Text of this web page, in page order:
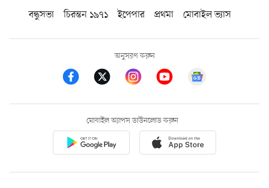
বন্ধুসভা
চিরন্তন ১৯৭১ ইপেপার প্রথমা মোবাইল ভ্যাস
অনুসরণ করুন
মোবাইল অ্যাপস ডাউনলোড করুন